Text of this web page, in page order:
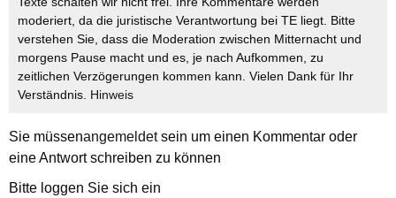
moderiert, da die juristische Verantwortung bei TE liegt. Bitte
verstehen Sie, dass die Moderation zwischen Mitternacht und
morgens Pause macht und es, je nach Aufkommen, zu
zeitlichen Verzögerungen kommen kann. Vielen Dank für Ihr
Verständnis. Hinweis
Sie müssenangemeldetsein um einen Kommentar oder
eine Antwort schreiben zu können
Bitte loggen Sie sich ein